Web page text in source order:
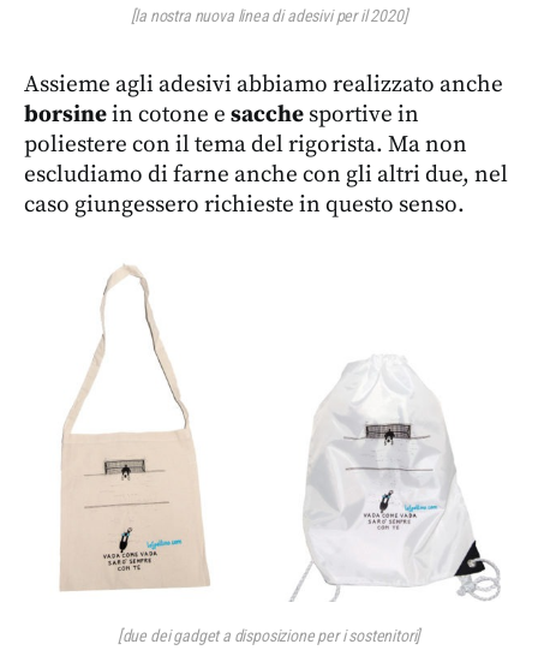
[la nostra nuova linea di adesivi per il 2020]
Assieme agli adesivi abbiamo realizzato anche
borsinein cotone e sacche sportive in
poliestere con il tema del rigorista. Ma non
escludiamo di farne anche con gli altri due, nel
caso giungessero richieste in questo senso.
[due dei gadget a disposizione per i sostenitori]